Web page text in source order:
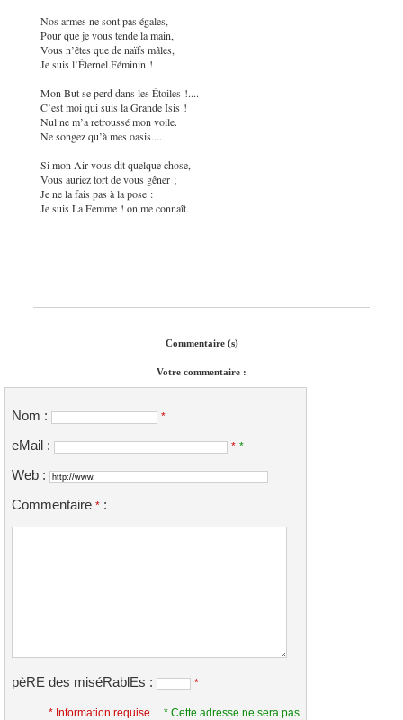
Nos armes ne sont pas égales,
Pour que je vous tende la main,
Vous n’êtes que de naïfs mâles,
Je suis l’Éternel Féminin !
Mon But se perd dans les Étoiles !....
C’est moi qui suis la Grande Isis !
Nul ne m’a retroussé mon voile.
Ne songez qu’à mes oasis....
Si mon Air vous dit quelque chose,
Vous auriez tort de vous gêner ;
Je ne la fais pas à la pose :
Je suis La Femme ! on me connaît.
Commentaire (s)
Votre commentaire :
Nom : *
eMail : * *
Web :
Commentaire * :
pèRE des miséRablEs : *
* Information requise.
* Cette adresse ne sera pas